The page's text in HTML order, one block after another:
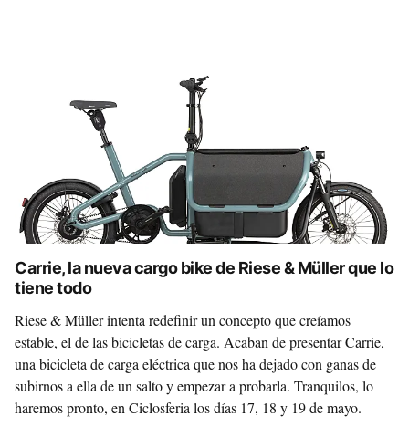
Carrie, la nueva cargo bike de Riese & Müller que lo
tiene todo
Riese & Müller intenta redefinir un concepto que creíamos
estable, el de las bicicletas de carga. Acaban de presentar Carrie,
una bicicleta de carga eléctrica que nos ha dejado con ganas de
subirnos a ella de un salto y empezar a probarla. Tranquilos, lo
haremos pronto, en Ciclosferia los días 17, 18 y 19 de mayo.